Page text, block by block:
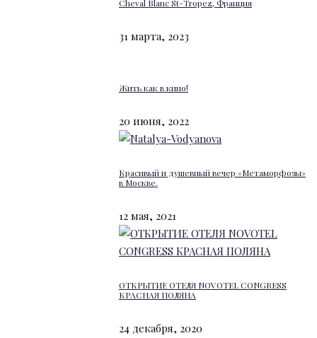
Cheval Blanc St-Tropez, Франция
31 марта, 2023
Жить как в кино!
20 июня, 2022
Красивый и душевный вечер «Метаморфозы»
в Москве.
12 мая, 2021
ОТКРЫТИЕ ОТЕЛЯ NOVOTEL CONGRESS
КРАСНАЯ ПОЛЯНА
24 декабря, 2020